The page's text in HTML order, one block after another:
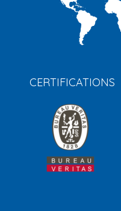
CERTIFICATIONS